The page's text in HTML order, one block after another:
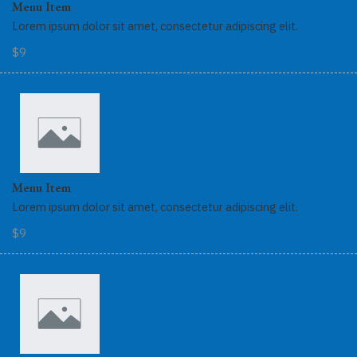
Menu Item
Lorem ipsum dolor sit amet, consectetur adipiscing elit.
$9
Menu Item
Lorem ipsum dolor sit amet, consectetur adipiscing elit.
$9